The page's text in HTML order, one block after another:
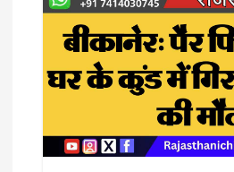
v
a